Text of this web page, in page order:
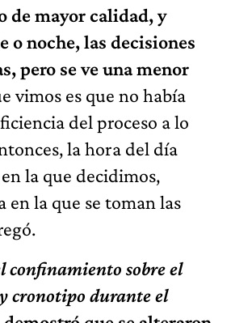
de mayor calidad, y
o noche, las decisiones
pero se ve una menor
vimos es que no había
del proceso a lo
la hora del día
la que decidimos,
en la que se toman las
confinamiento sobre el
cronotipo durante el